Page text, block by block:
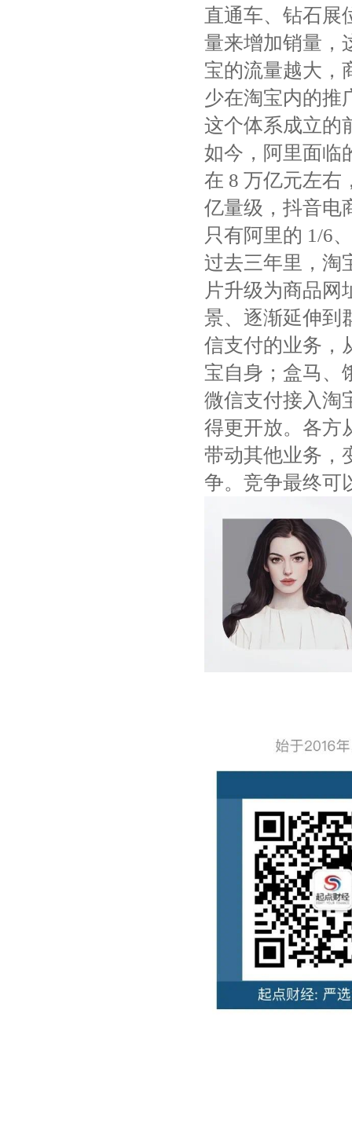
直通车、钻石展
量来增加销量，
宝的流量越大，
少在淘宝内的推
这个体系成立的
如今，阿里面临
在 8 万亿元左右
亿量级，抖音电
只有阿里的 1/6
过去三年里，淘
片升级为商品网
景、逐渐延伸到
信支付的业务，
宝自身；盒马、
微信支付接入淘
得更开放。各方
带动其他业务，
争。竞争最终可